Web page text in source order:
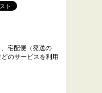
宅配便（発送の
のサービスを利用